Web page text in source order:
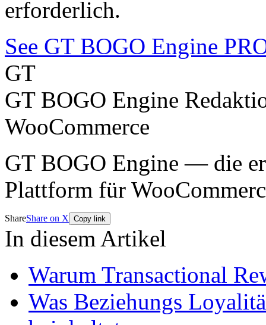
erforderlich.
See GT BOGO Engine
GT
GT BOGO Engine
WooCommerce
GT BOGO Engine — die
Plattform für
ShareShare on X Copy link
In diesem Artikel
Warum Transactional
Was Beziehungs